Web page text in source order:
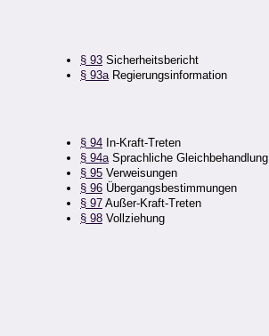
§ 93 Sicherheitsbericht
§ 93a Regierungsinformation
§ 94 In-Kraft-Treten
§ 94aSprachliche Gleichbehandlung
§ 95 Verweisungen
§ 96 Übergangsbestimmungen
§ 97 Außer-Kraft-Treten
§ 98 Vollziehung